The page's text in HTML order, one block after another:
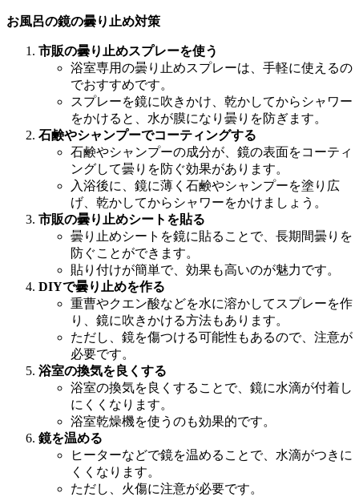
お風呂の鏡の曇り止め対策
市販の曇り止めスプレーを使う
浴室専用の曇り止めスプレーは、手軽に使えるの
でおすすめです。
スプレーを鏡に吹きかけ、乾かしてからシャワー
をかけると、水が膜になり曇りを防ぎます。
石鹸やシャンプーでコーティングする
石鹸やシャンプーの成分が、鏡の表面をコーティ
ングして曇りを防ぐ効果があります。
入浴後に、鏡に薄く石鹸やシャンプーを塗り広
げ、乾かしてからシャワーをかけましょう。
市販の曇り止めシートを貼る
曇り止めシートを鏡に貼ることで、長期間曇りを
防ぐことができます。
貼り付けが簡単で、効果も高いのが魅力です。
DIYで曇り止めを作る
重曹やクエン酸などを水に溶かしてスプレーを作
り、鏡に吹きかける方法もあります。
ただし、鏡を傷つける可能性もあるので、注意が
必要です。
浴室の換気を良くする
浴室の換気を良くすることで、鏡に水滴が付着し
にくくなります。
浴室乾燥機を使うのも効果的です。
鏡を温める
ヒーターなどで鏡を温めることで、水滴がつきに
くくなります。
ただし、火傷に注意が必要です。